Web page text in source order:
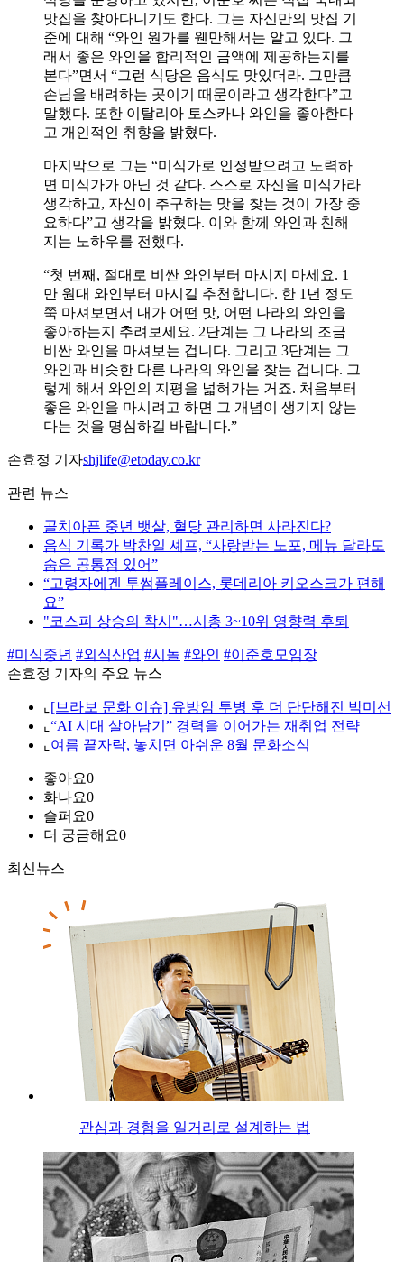
맛집을 찾아다니기도 한다. 그는 자신만의 맛집 기
준에 대해 “와인 원가를 웬만해서는 알고 있다. 그
래서 좋은 와인을 합리적인 금액에 제공하는지를
본다”면서 “그런 식당은 음식도 맛있더라. 그만큼
손님을 배려하는 곳이기 때문이라고 생각한다”고
말했다. 또한 이탈리아 토스카나 와인을 좋아한다
고 개인적인 취향을 밝혔다.
마지막으로 그는 “미식가로 인정받으려고 노력하
면 미식가가 아닌 것 같다. 스스로 자신을 미식가라
생각하고, 자신이 추구하는 맛을 찾는 것이 가장 중
요하다”고 생각을 밝혔다. 이와 함께 와인과 친해
지는 노하우를 전했다.
“첫 번째, 절대로 비싼 와인부터 마시지 마세요. 1
만 원대 와인부터 마시길 추천합니다. 한 1년 정도
쭉 마셔보면서 내가 어떤 맛, 어떤 나라의 와인을
좋아하는지 추려보세요. 2단계는 그 나라의 조금
비싼 와인을 마셔보는 겁니다. 그리고 3단계는 그
와인과 비슷한 다른 나라의 와인을 찾는 겁니다. 그
렇게 해서 와인의 지평을 넓혀가는 거죠. 처음부터
좋은 와인을 마시려고 하면 그 개념이 생기지 않는
다는 것을 명심하길 바랍니다.”
손효정 기자shjlife@etoday.co.kr
관련 뉴스
골치아픈 중년 뱃살, 혈당 관리하면 사라진다?
음식 기록가 박찬일 셰프, “사랑받는 노포, 메뉴 달라도
숨은 공통점 있어”
“고령자에겐 투썸플레이스, 롯데리아 키오스크가 편해
요”
"코스피 상승의 착시"…시총 3~10위 영향력 후퇴
#미식중년 #외식산업 #시놀 #와인 #이준호모임장
손효정 기자의 주요 뉴스
⌞ [브라보 문화 이슈] 유방암 투병 후 더 단단해진 박미선
⌞ “AI 시대 살아남기” 경력을 이어가는 재취업 전략
⌞ 여름 끝자락, 놓치면 아쉬운 8월 문화소식
좋아요0
화나요0
슬퍼요0
더 궁금해요0
최신뉴스
관심과 경험을 일거리로 설계하는 법